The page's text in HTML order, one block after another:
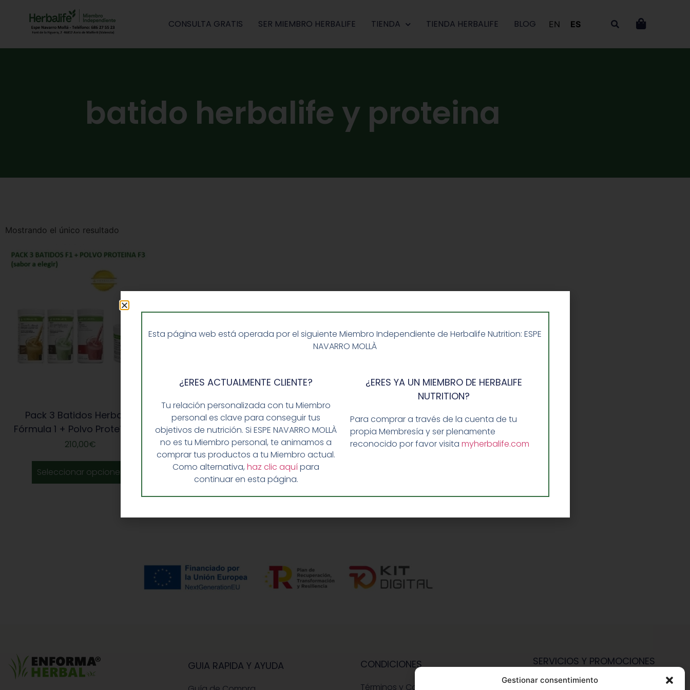
Gestionar consentimiento
CONSULTA GRATIS SER MIEMBRO HERBALIFE TIENDA TIENDA HERBALIFE BLOG EN ES
batido herbalife y proteina
Mostrando el único resultado
Pack 3 Batidos Herbalife
Fórmula 1 + Polvo Proteína F3
210,00€
Seleccionar opciones
GUIA RAPIDA Y AYUDA CONDICIONES
Términos y Condiciones
SERVICIOS Y PROMOCIONES
Hazte Miembro Herbalife
Esta página web está operada por el siguiente Miembro Independiente de Herbalife Nutrition: ESPE
NAVARRO MOLLÀ
¿ERES ACTUALMENTE CLIENTE?
Tu relación personalizada con tu Miembro
personal es clave para conseguir tus
objetivos de nutrición. Si ESPE NAVARRO MOLLÀ
no es tu Miembro personal, te animamos a
comprar tus productos a tu Miembro actual.
Como alternativa,haz clic aquípara
continuar en esta página.
¿ERES YA UN MIEMBRO DE HERBALIFE
NUTRITION?
Para comprar a través de la cuenta de tu
propia Membresía y ser plenamente
reconocido por favor visita myherbalife.com